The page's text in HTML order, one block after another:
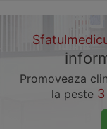
Promoveaza
la peste